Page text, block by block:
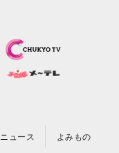
ニュース よみもの